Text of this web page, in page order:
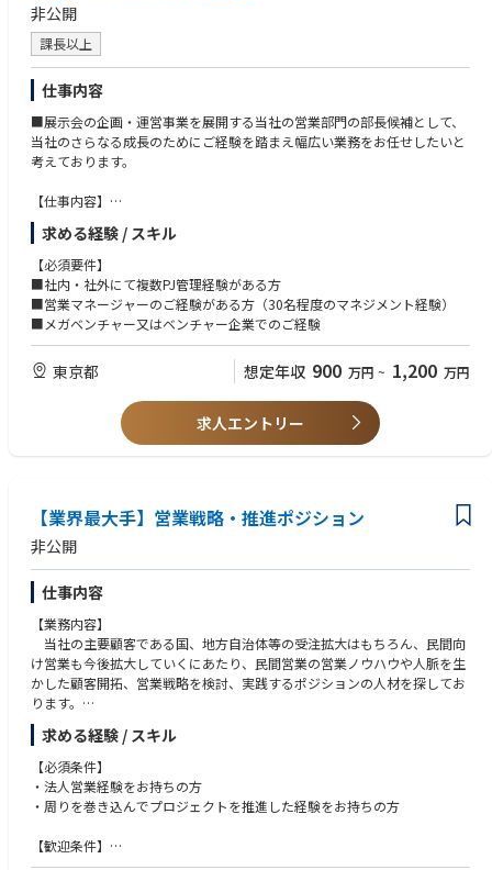
非公開
課長以上
仕事内容
■展示会の企画・運営事業を展開する当社の営業部門の部長候補として、
当社のさらなる成長のためにご経験を踏まえ幅広い業務をお任せしたいと
考えております。
【仕事内容】
・メンバー育成と生産性の高い組織の仕組みづくり
・市場におけるポジショニングや競合相手の動きを踏まえたベースとなる
営業戦術の立案
・新たなアライアンスの構築/休眠顧客へのアプローチの強化
・クロスセルの推進/上記取り組みを推進する上で、効率の良い営業組織
の在り方の模索 等
【魅力】
年次に関係なく自らの企画が形になる/裁量権を持って仕事ができる/業界
全体に影響を与えるキーパーソンと仕事ができるダイナミックさ
【事業の特徴】
■当社の特徴：
◎デジタルを活用した展示会の企画・運営事業
◎独自のプロモーションで来場者の質・量ともに高水準を実現
◎業界トップクラスの顧客満足度を実現
◎年々イベントの規模・出展社数ともに急拡大
■当社について：
～新たな時代に求められる真のビジネスマッチングの実現～
◇当社ではBtoBの展示会を主催・運営、現在DXや働き方改革をテーマと
した展示会を開催しています。創業3年目でその分野で日本最大級のイベ
ントにまで成長しました。
「来場した」だけで終わってしまう方も少なくありませんでした。当社は
そんな既存のビジネスマッチングの場である「展示会」を徹底的に見つめ
直し、より多くの方のビジネスを成功に繋げるため、マッチングに徹底的
求める経験 / スキル
【必須要件】
■社内・社外にて複数PJ管理経験がある方
■営業マネージャーのご経験がある方（30名程度のマネジメント経験）
■メガベンチャー又はベンチャー企業でのご経験
東京都 想定年収 900 万円 ~ 1,200 万円
求人エントリー
【業界最大手】営業戦略・推進ポジション
非公開
仕事内容
【業務内容】
当社の主要顧客である国、地方自治体等の受注拡大はもちろん、民間向
け営業も今後拡大していくにあたり、民間営業の営業ノウハウや人脈を生
かした顧客開拓、営業戦略を検討、実践するポジションの人材を探してお
ります。
主にお任せしたい業務は以下です。
【具体的な業務内容】
（1）新規顧客、事業領域拡大に係る企画立案、実施および各支店への指
導、支援
（2）海外営業部と連携した国内外の顧客の多様なニーズ、グローバル化
（3）営業戦略に係る各事業本部及びグループ会社との連携・調整
求める経験 / スキル
【必須条件】
・法人営業経験をお持ちの方
・周りを巻き込んでプロジェクトを推進した経験をお持ちの方
【歓迎条件】
・市場動向把握、それに基づく営業戦略・企画の立案・推進等の経験